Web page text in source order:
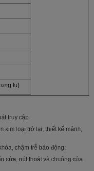
tụ)
(cm
truy cập
kim loại trở lại, thiết kế mảnh,
chậm trễ báo động;
cửa, nút thoát và chuông cửa